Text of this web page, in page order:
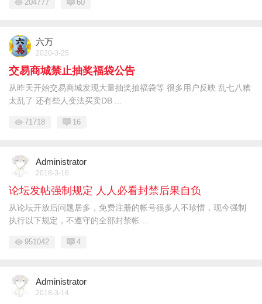
204777 60
六万
2020-3-25
交易商城禁止抽奖福袋公告
从昨天开始交易商城发现大量抽奖抽福袋等 很多用户反映 乱七八糟
太乱了 还有些人变法买卖DB ...
71718 16
Administrator
2018-3-16
论坛发帖强制规定 人人必看封禁后果自负
从论坛开放后问题居多，免费注册的帐号很多人不珍惜，现今强制
执行以下规定，不遵守的全部封禁帐 ...
951042 4
Administrator
2018-3-14